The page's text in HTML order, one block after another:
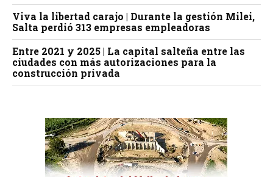
Viva la libertad carajo | Durante la gestión Milei,
Salta perdió 313 empresas empleadoras
Entre 2021 y 2025 | La capital salteña entre las
ciudades con más autorizaciones para la
construcción privada